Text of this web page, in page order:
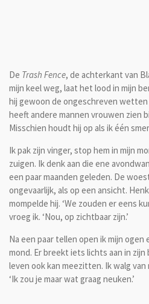
De Trash Fence, de achterkant van
mijn keel weg, laat het lood in mijn
hij gewoon de ongeschreven wetten
heeft andere mannen vrouwen zien
Misschien houdt hij op als ik één
Ik pak zijn vinger, stop hem in mijn
zuigen. Ik denk aan die ene
een paar maanden geleden. De
ongevaarlijk, als op een ansicht.
mompelde hij. ‘We zouden er eens
vroeg ik. ‘Nou, op zichtbaar zijn.’
Na een paar tellen open ik mijn ogen
mond. Er breekt iets lichts aan in
leven ook kan meezitten. Ik walg
‘Ik zou je maar wat graag neuken.’